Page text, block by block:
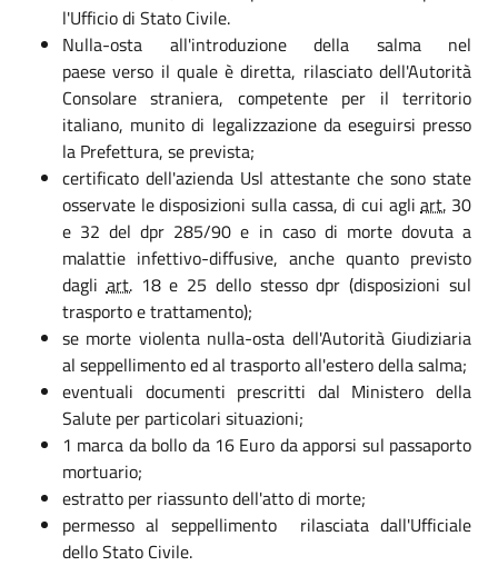
l'Ufficio di Stato Civile.
Nulla-osta all'introduzione della salma nel
paese verso il quale è diretta, rilasciato dell'Autorità
Consolare straniera, competente per il territorio
italiano, munito di legalizzazione da eseguirsi presso
la Prefettura, se prevista;
certificato dell'azienda Usl attestante che sono state
osservate le disposizioni sulla cassa, di cui agliart. 30
e 32 del dpr 285/90 e in caso di morte dovuta a
malattie infettivo-diffusive, anche quanto previsto
dagli art.18 e 25 dello stesso dpr (disposizioni sul
trasporto e trattamento);
se morte violenta nulla-osta dell'Autorità Giudiziaria
al seppellimento ed al trasporto all'estero della salma;
eventuali documenti prescritti dal Ministero della
Salute per particolari situazioni;
1 marca da bollo da 16 Euro da apporsi sul passaporto
mortuario;
estratto per riassunto dell'atto di morte;
permesso al seppellimento rilasciata dall'Ufficiale
dello Stato Civile.